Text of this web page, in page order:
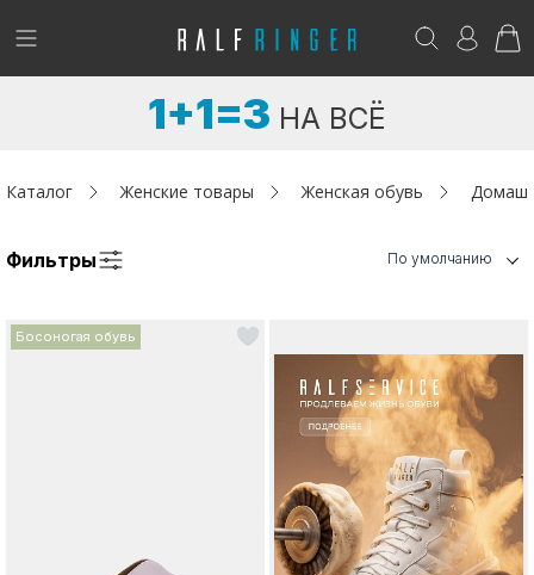
!
Женщинам
Возникли вопросы? - club@ralf.ru
1+1=3 НА ВСЁ
Каталог Женские товары Женская обувь
Фильтры По умолчанию
Босоногая обувь